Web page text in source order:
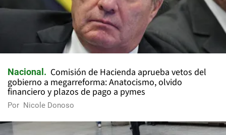
Nacional
Comisión de Hacienda aprueba vetos del
gobierno a megarreforma: Anatocismo, olvido
financiero y plazos de pago a pymes
Por Nicole Donoso